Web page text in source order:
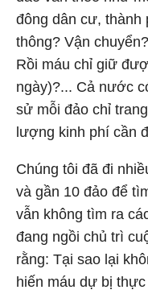
đông dân cư, thành
thông? Vận
Rồi máu chỉ giữ
ngày)?... Cả nước
sử mỗi đảo chỉ
lượng kinh phí cần
Chúng tôi đã đi
và gần 10 đảo để
vẫn không tìm ra
đang ngồi chủ trì
rằng: Tại sao lại
hiến máu dự bị